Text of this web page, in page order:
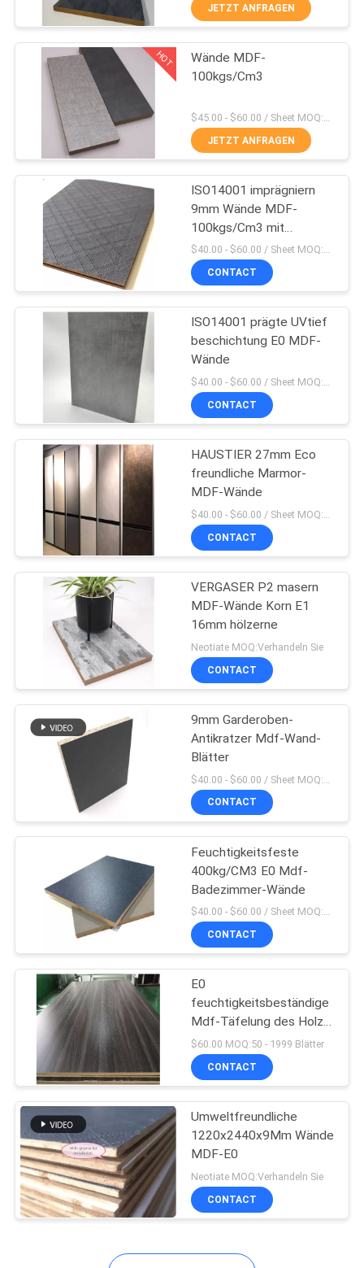
MIT
VERBINDUNG
NACHRICHTEN
FÄLLE
FORDERN
SIE
SITEMAP
PRIVACY
POLICY
Hochglanz MDF
täfelt
Strukturierte MDF-
Platten
14
Leichtes Falten-
Brett
10
HPL-Brett
UVmdf-Brett
31
Hölzerne Korn MDF-
Blätter
PVC lamellierte
MDF-Brett
JETZT ANFRAGEN
HOT
Wände MDF-
100kgs/Cm3
JETZT ANFRAGEN
ISO14001 imprägniern
9mm Wände MDF-
100kgs/Cm3 mit
konkurrenzfähigem Preis$40.00 - $60.00 / Sheet MOQ:50 Blatt/Blätter
CONTACT
ISO14001 prägte UVtief
beschichtung E0 MDF-
Wände
$40.00 - $60.00 / Sheet MOQ:50 Blatt/Blätter
CONTACT
HAUSTIER 27mm Eco
freundliche Marmor-
MDF-Wände
CONTACT
VERGASER P2 masern
MDF-Wände Korn E1
16mm hölzerne
Neotiate MOQ:Verhandeln Sie
CONTACT
9mm Garderoben-
Antikratzer Mdf-Wand-
Blätter
CONTACT
Feuchtigkeitsfeste
400kg/CM3 E0 Mdf-
Badezimmer-Wände
$40.00 - $60.00 / Sheet MOQ:50 Blatt/Blätter
CONTACT
E0
feuchtigkeitsbeständige
Mdf-Täfelung des Holz-
Korn-1220×2440×9MM
$60.00 MOQ:50 - 1999 Blätter
CONTACT
Umweltfreundliche
1220x2440x9Mm Wände
MDF-E0
Neotiate MOQ:Verhandeln Sie
CONTACT